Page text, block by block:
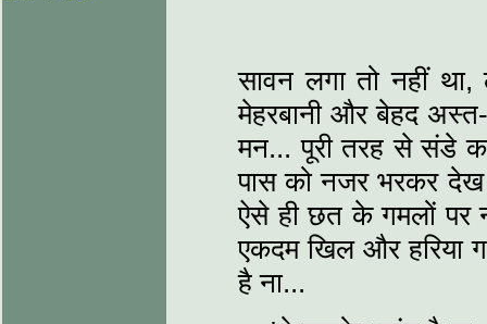
सावन लगा तो नहीं था,
मेहरबानी और बेहद
मन... पूरी तरह से संडे
पास को नजर भरकर देख
ऐसे ही छत के गमलों पर
एकदम खिल और हरिया
है ना...